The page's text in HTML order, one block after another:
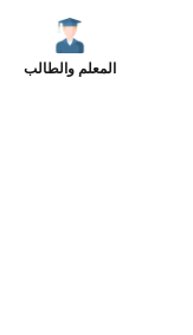
المعلم والطالب